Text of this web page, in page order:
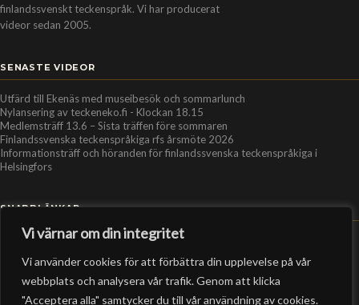
Vi värnar om din integritet
Vi använder cookies för att förbättra din upplevelse på vår
webbplats och analysera vår trafik. Genom att klicka
"Acceptera alla" samtycker du till vår användning av cookies.
finlandssvenskt teckenspråk. Vi har producerat
videor sedan 2005.
SENASTE VIDEOR
Utfärd till Ekenäs med museibesök och sommarlunch
Nylansering av teckeneko.fi - Klockan 18.15
Medlemsträff 13.6 – Sista träffen före sommaren
Finlandssvenska teckenspråkiga rfs årsmöte 2026
Informationsträff och höranden för finlandssvenska teckenspråkiga i
Helsingfors
SNABBLÄNKAR
Personer
Organisationer
Kontakt